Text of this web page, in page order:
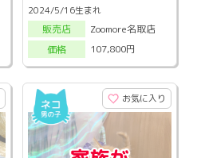
2024/5/16生まれ
販売店
Zoomore名取店
価格
107,800円
お気に入り